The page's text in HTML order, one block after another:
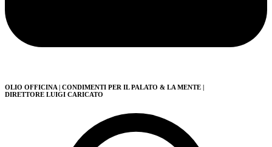
OLIO OFFICINA | CONDIMENTI PER IL PALATO & LA MENTE |
DIRETTORE LUIGI CARICATO